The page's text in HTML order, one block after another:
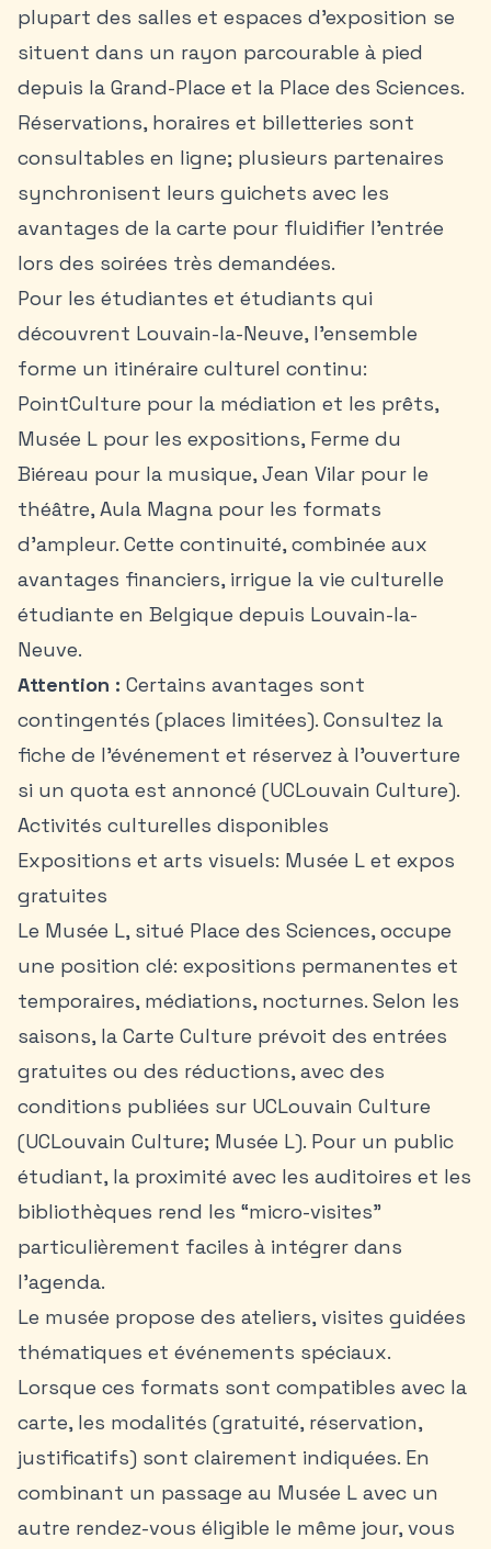
plupart des salles et espaces d’exposition se
situent dans un rayon parcourable à pied
depuis la Grand-Place et la Place des Sciences.
Réservations, horaires et billetteries sont
consultables en ligne; plusieurs partenaires
synchronisent leurs guichets avec les
avantages de la carte pour fluidifier l’entrée
lors des soirées très demandées.
Pour les étudiantes et étudiants qui
découvrent Louvain-la-Neuve, l’ensemble
forme un itinéraire culturel continu:
PointCulture pour la médiation et les prêts,
Musée L pour les expositions, Ferme du
Biéreau pour la musique, Jean Vilar pour le
théâtre, Aula Magna pour les formats
d’ampleur. Cette continuité, combinée aux
avantages financiers, irrigue la vie culturelle
étudiante en Belgique depuis Louvain-la-
Neuve.
Attention : Certains avantages sont
contingentés (places limitées). Consultez la
fiche de l’événement et réservez à l’ouverture
si un quota est annoncé (UCLouvain Culture).
Activités culturelles disponibles
Expositions et arts visuels: Musée L et expos
gratuites
Le Musée L, situé Place des Sciences, occupe
une position clé: expositions permanentes et
temporaires, médiations, nocturnes. Selon les
saisons, la Carte Culture prévoit des entrées
gratuites ou des réductions, avec des
conditions publiées sur UCLouvain Culture
(UCLouvain Culture; Musée L). Pour un public
étudiant, la proximité avec les auditoires et les
bibliothèques rend les “micro-visites”
particulièrement faciles à intégrer dans
l’agenda.
Le musée propose des ateliers, visites guidées
thématiques et événements spéciaux.
Lorsque ces formats sont compatibles avec la
carte, les modalités (gratuité, réservation,
justificatifs) sont clairement indiquées. En
combinant un passage au Musée L avec un
autre rendez-vous éligible le même jour, vous